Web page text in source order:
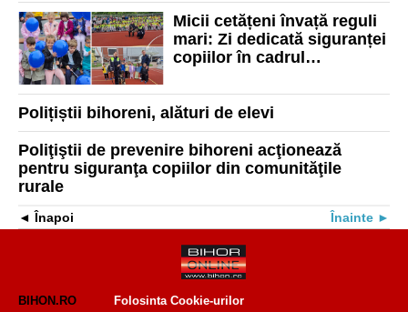
Micii cetățeni învață reguli
mari: Zi dedicată siguranței
copiilor în cadrul
Criminalității” la Oradea
Polițiștii bihoreni, alături de elevi
Poliţiştii de prevenire bihoreni acţionează
pentru siguranţa copiilor din comunităţile
rurale
Înapoi Înainte
BIHON.RO
Folosinta Cookie-urilor